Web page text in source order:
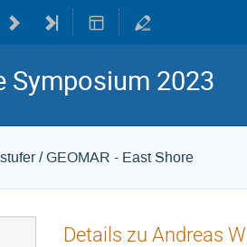
Symposium 2023
/ GEOMAR - East Shore
Details zu Andreas